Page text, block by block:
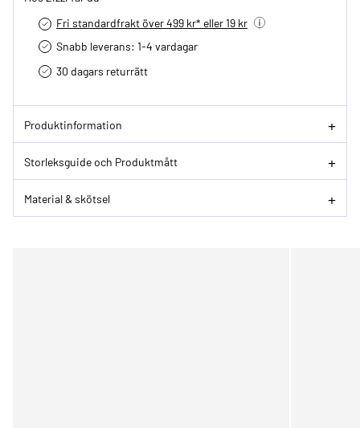
Fri standardfrakt över 499 kr* eller 19 kr
Snabb leverans: 1-4 vardagar
30 dagars returrätt­
Produktinformation
Storleksguide och Produktmått
Material & skötsel